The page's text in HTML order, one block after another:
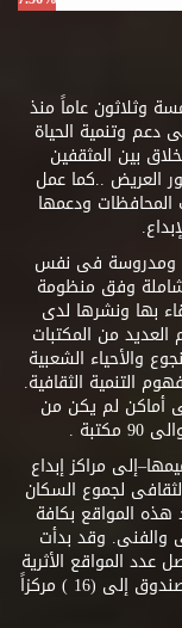
وثلاثون عاماً منذ
فى دعم وتنمية الحياة
بين المثقفين
العريض ..كما عمل
ودعمها
ومدروسة فى نفس
وفق منظومة
بها ونشرها لدى
من المكتبات
والأحياء الشعبية
التنمية الثقافية.
أماكن لم يكن من
.
مراكز إبداع
لجموع السكان
هذه المواقع بكافة
والفنى. وقد بدأت
وصل عدد المواقع الأثرية
التى تم تحويلها إلى مراكز إبداع فنى تابعة للصندوق إلى (16 ) مركزاً